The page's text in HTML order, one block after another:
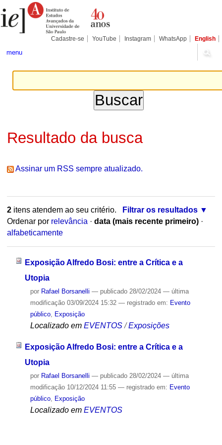
para
conteúdo.
Pessoais
Cadastre-se YouTube Instagram WhatsApp English
menu
Resultado da busca
Assinar um RSS sempre atualizado.
2itens atendem ao seu critério.
Filtrar os resultados
Ordenar por relevância · data (mais recente primeiro) ·
alfabeticamente
Exposição Alfredo Bosi: entre a Crítica e a
Utopia
por Rafael Borsanelli — publicado28/02/2024 — última
modificação03/09/2024 15:32 — registrado em: Evento
público, Exposição
Localizado em EVENTOS /Exposições
Exposição Alfredo Bosi: entre a Crítica e a
Utopia
por Rafael Borsanelli — publicado28/02/2024 — última
modificação10/12/2024 11:55 — registrado em: Evento
público, Exposição
Localizado em EVENTOS